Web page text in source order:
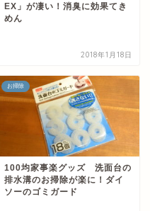
EX」が凄い！消臭に効果てき
めん
2018年1月18日
お掃除
100均家事楽グッズ 洗面台の
排水溝のお掃除が楽に！ダイ
ソーのゴミガード